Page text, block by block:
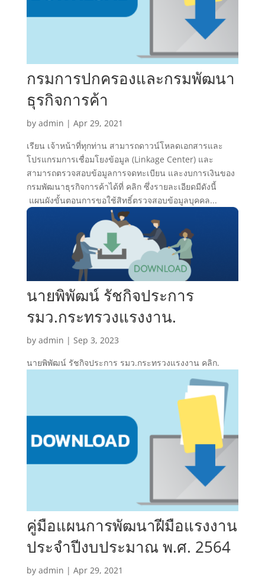
กรมการปกครองและกรมพัฒนา
ธุรกิจการค้า
by admin | Apr 29, 2021
เรียน เจ้าหน้าที่ทุกท่าน สามารถดาวน์โหลดเอกสารและ
โปรแกรมการเชื่อมโยงข้อมูล (Linkage Center) และ
สามารถตรวจสอบข้อมูลการจดทะเบียน และงบการเงินของ
กรมพัฒนาธุรกิจการค้าได้ที่ คลิก ซึ่งรายละเอียดมีดังนี้
แผนผังขั้นตอนการขอใช้สิทธิ์ตรวจสอบข้อมูลบุคคล...
นายพิพัฒน์ รัชกิจประการ
รมว.กระทรวงแรงงาน.
by admin | Sep 3, 2023
นายพิพัฒน์ รัชกิจประการ รมว.กระทรวงแรงงาน คลิก.
คู่มือแผนการพัฒนาฝีมือแรงงาน
ประจำปีงบประมาณ พ.ศ. 2564
by admin | Apr 29, 2021